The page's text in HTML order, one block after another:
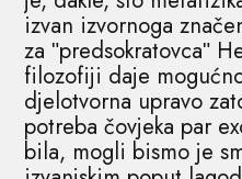
izvan izvornoga
za ʺpredsokratovcaʺ
filozofiji daje
djelotvorna upravo
potreba čovjeka par
bila, mogli bismo je